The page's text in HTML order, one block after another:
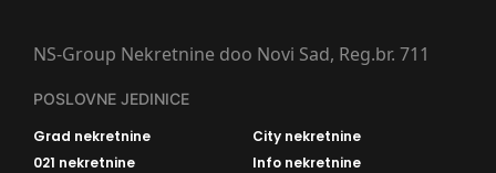
NS-Group Nekretnine doo Novi Sad, Reg.br. 711
POSLOVNE JEDINICE
Grad nekretnine
City nekretnine
021 nekretnine
Info nekretnine